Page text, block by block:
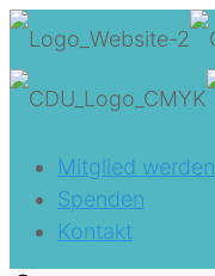
Mitglied werden
Spenden
Kontakt